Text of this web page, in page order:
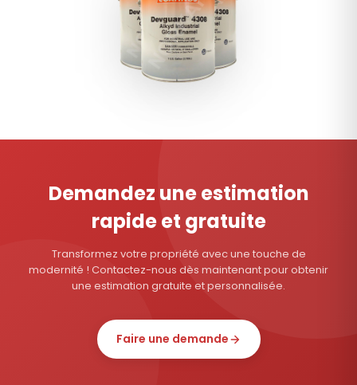
Demandez une estimation
rapide et gratuite
Transformez votre propriété avec une touche de
modernité ! Contactez-nous dès maintenant pour obtenir
une estimation gratuite et personnalisée.
Faire une demande